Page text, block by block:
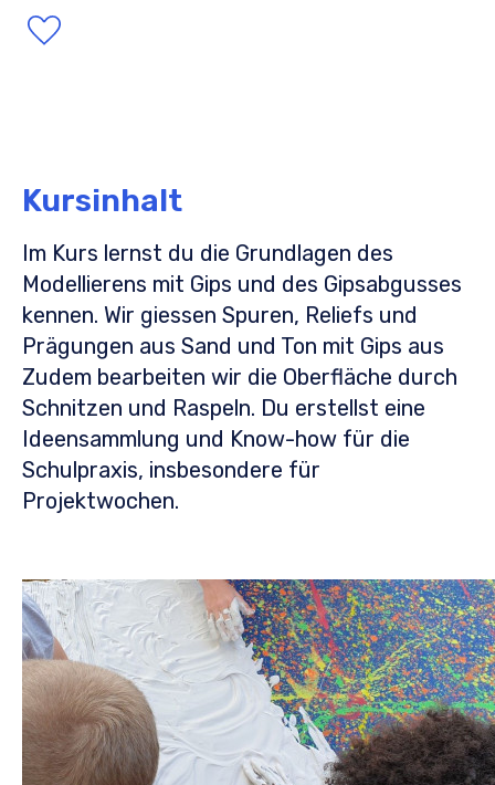
Kursinhalt
Im Kurs lernst du die Grundlagen des
Modellierens mit Gips und des Gipsabgusses
kennen. Wir giessen Spuren, Reliefs und
Prägungen aus Sand und Ton mit Gips aus
Zudem bearbeiten wir die Oberfläche durch
Schnitzen und Raspeln. Du erstellst eine
Ideensammlung und Know-how für die
Schulpraxis, insbesondere für
Projektwochen.